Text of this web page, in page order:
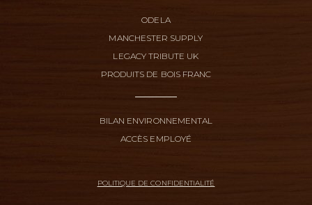
ODELA
MANCHESTER SUPPLY
LEGACY TRIBUTE UK
PRODUITS DE BOIS FRANC
BILAN ENVIRONNEMENTAL
ACCÈS EMPLOYÉ
POLITIQUE DE CONFIDENTIALITÉ